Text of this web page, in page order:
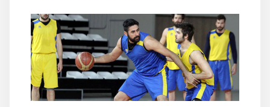
TARAFTAR
BRANŞLAR
HABERLER